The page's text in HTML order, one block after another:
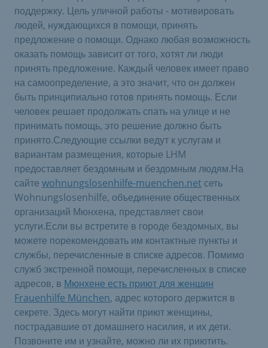
поддержку. Цель уличной работы - мотивировать
людей, нуждающихся в помощи, принять
предложение о помощи. Однако любая возможность
оказать помощь зависит от того, хотят ли люди
принять предложение. Каждый человек имеет право
на самоопределение, а это значит, что он должен
быть принципиально готов принять помощь. Если
человек решает продолжать спать на улице и не
принимать помощь, это решение должно быть
принято.Следующие ссылки ведут к услугам и
вариантам размещения, которые LHM
предоставляет бездомным и бездомным людям.На
сайте wohnungslosenhilfe-muenchen.net сеть
Wohnungslosenhilfe, объединение общественных
организаций Мюнхена, представляет свои
услуги.Если вы встретите в городе бездомных, вы
можете порекомендовать им контактные пункты и
службы, перечисленные в списке адресов. Помимо
служб экстренной помощи, перечисленных в списке
адресов, в Мюнхене есть приют для женщин
Frauenhilfe München, адрес которого держится в
секрете. Здесь могут найти приют женщины,
пострадавшие от домашнего насилия, и их дети.
Позвоните им и узнайте, можно ли их приютить.